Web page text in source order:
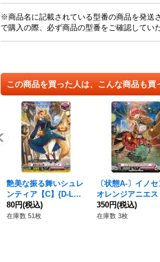
※商品名に記載されている型番の商品を発送
で購入の際、必ず商品の型番をご確認してい
この商品を買った人は、こんな商品も買
艶美な振る舞いシュレ
ンティア【C】{D-LBT
04/088}《リリカルモ
ナステリオ》
80円(税込)
在庫数 51枚
〔状態A-〕イノセ
オレンジアニエス
R】{DZ-BT01/
《リリカルモナス
350円(税込)
在庫数 3枚